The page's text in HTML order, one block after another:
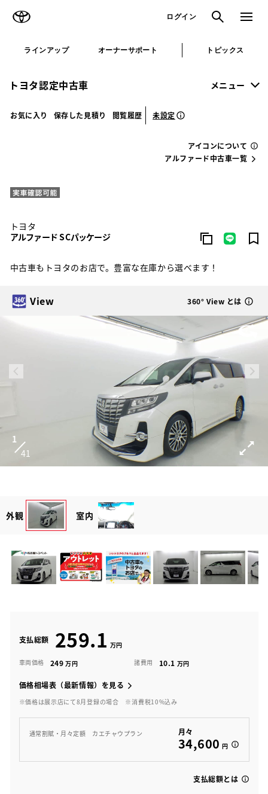
ログイン 検索 メニュ
ラインアップ オーナーサポート トピックス
トヨタ認定中古車 メニュー
お気に入り 保存した見積り 閲覧履歴 未設定
アイコンについて
アルファード中古車一覧
トヨタ
アルファード S Cパッケージ
中古車もトヨタのお店で。豊富な在庫から選べます！
View 360° View とは
1
41
外観 室内
支払総額 259.1
車両価格 249 諸費用 10.1
価格相場表（最新情報）を見る
※価格は展示店にて8月登録の場合 ※消費税10%込み
通常割賦・月々定額 カエチャウプラン 月々
34,600 円
支払総額とは